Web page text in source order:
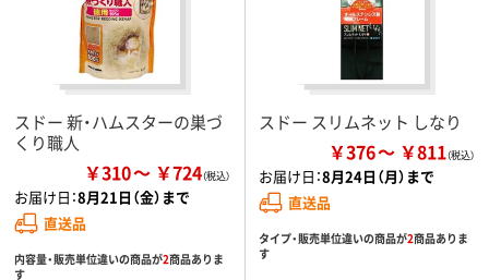
スドー 新・ハムスターの巣づ
くり職人
￥310 ￥724
お届け日：8月21日（金）まで
直送品
内容量・販売単位違いの商品が2商品ありま
す
スドー スリムネット しなり
￥376 ￥811
お届け日：8月24日（月）まで
直送品
タイプ・販売単位違いの商品が2商品ありま
す